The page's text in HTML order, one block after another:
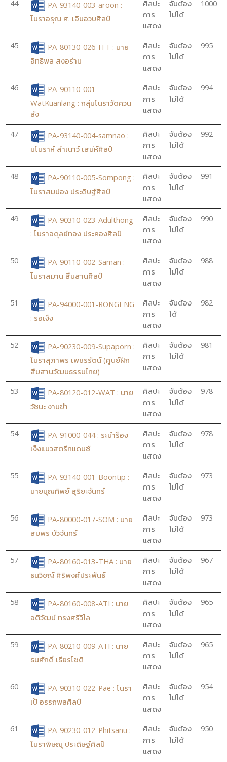
44
PA-93140-003-aroon :
โนราอรุณ ศ. เอิบอวบศิลป์
ศิลปะ
การ
แสดง
จับต้อง
ไม่ได้
1000
45
PA-80130-026-ITT : นาย
อิทธิพล สงอร่าม
ศิลปะ
การ
แสดง
จับต้อง
ไม่ได้
995
46
PA-90110-001-
WatKuanlang : กลุ่มโนราวัดควน
ลัง
ศิลปะ
การ
แสดง
จับต้อง
ไม่ได้
994
47
PA-93140-004-samnao :
มโนราห์ สำเนาว์ เสน่ห์ศิลป์
ศิลปะ
การ
แสดง
จับต้อง
ไม่ได้
992
48
PA-90110-005-Sompong :
โนราสมปอง ประดิษฐ์ศิลป์
ศิลปะ
การ
แสดง
จับต้อง
ไม่ได้
991
49
PA-90310-023-Adulthong
: โนราอดุลย์ทอง ประคองศิลป์
ศิลปะ
การ
แสดง
จับต้อง
ไม่ได้
990
50
PA-90110-002-Saman :
โนราสมาน สืบสานศิลป์
ศิลปะ
การ
แสดง
จับต้อง
ไม่ได้
988
51
PA-94000-001-RONGENG
: รอเง็ง
ศิลปะ
การ
แสดง
จับต้อง
ได้
982
52
PA-90230-009-Supaporn :
โนราสุภาพร เพชรรัตน์ (ศูนย์ฝึก
สืบสานวัฒนธรรมไทย)
ศิลปะ
การ
แสดง
จับต้อง
ไม่ได้
981
53
PA-80120-012-WAT : นาย
วัชนะ งามขำ
ศิลปะ
การ
แสดง
จับต้อง
ไม่ได้
978
54
PA-91000-044 : ระบำร็อง
เง็งแนวสตรีทแดนซ์
ศิลปะ
การ
แสดง
จับต้อง
ไม่ได้
978
55
PA-93140-001-Boontip :
นายบุญทิพย์ สุริยะจันทร์
ศิลปะ
การ
แสดง
จับต้อง
ไม่ได้
973
56
PA-80000-017-SOM : นาย
สมพร บัวจันทร์
ศิลปะ
การ
แสดง
จับต้อง
ไม่ได้
973
57
PA-80160-013-THA : นาย
ธนวิชญ์ ศิริพงศ์ประพันธ์
ศิลปะ
การ
แสดง
จับต้อง
ไม่ได้
967
58
PA-80160-008-ATI : นาย
อติวัฒน์ ทรงศรีวิไล
ศิลปะ
การ
แสดง
จับต้อง
ไม่ได้
965
59
PA-80210-009-ATI : นาย
ธนศักดิ์ เธียรโชติ
ศิลปะ
การ
แสดง
จับต้อง
ไม่ได้
965
60
PA-90310-022-Pae : โนรา
เป้ อรรถพลศิลป์
ศิลปะ
การ
แสดง
จับต้อง
ไม่ได้
954
61
PA-90230-012-Phitsanu :
โนราพิษณุ ประดิษฐ์ศิลป์
ศิลปะ
การ
แสดง
จับต้อง
ไม่ได้
950